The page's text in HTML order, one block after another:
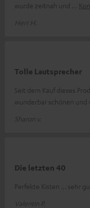
wurde zeitnah und
Herr H.
Tolle Lautsprecher
Seit dem Kauf dieses
wunderbar schönen und
Sharon v.
Die letzten 40
Perfekte Kisten … sehr
Valentin P.